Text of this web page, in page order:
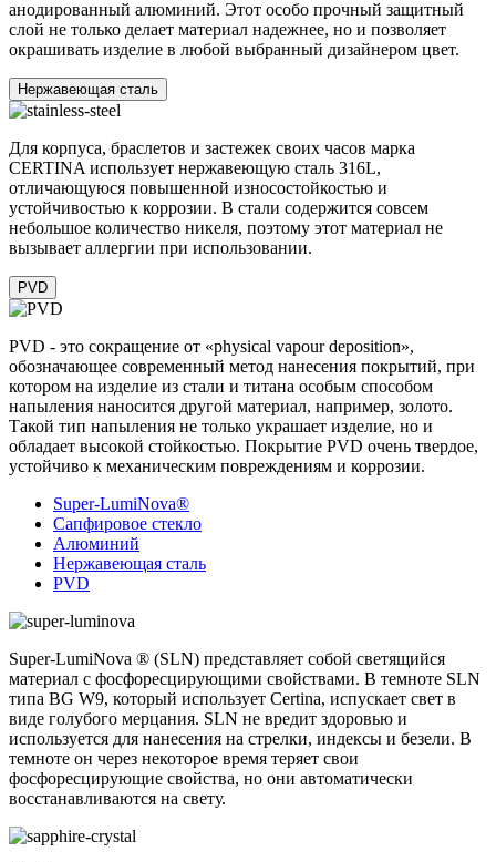
анодированный алюминий. Этот особо прочный защитный
слой не только делает материал надежнее, но и позволяет
окрашивать изделие в любой выбранный дизайнером цвет.
Нержавеющая сталь
Для корпуса, браслетов и застежек своих часов марка
CERTINA использует нержавеющую сталь 316L,
отличающуюся повышенной износостойкостью и
устойчивостью к коррозии. В стали содержится совсем
небольшое количество никеля, поэтому этот материал не
вызывает аллергии при использовании.
PVD
PVD - это сокращение от «physical vapour deposition»,
обозначающее современный метод нанесения покрытий, при
котором на изделие из стали и титана особым способом
напыления наносится другой материал, например, золото.
Такой тип напыления не только украшает изделие, но и
обладает высокой стойкостью. Покрытие PVD очень твердое,
устойчиво к механическим повреждениям и коррозии.
Super-LumiNova®
Сапфировое стекло
Алюминий
Нержавеющая сталь
PVD
Super-LumiNova ® (SLN) представляет собой cветящийся
материал с фосфоресцирующими свойствами. В темноте SLN
типа BG W9, который использует Certina, испускает свет в
виде голубого мерцания. SLN не вредит здоровью и
используется для нанесения на стрелки, индексы и безели. В
темноте он через некоторое время теряет свои
фосфоресцирующие свойства, но они автоматически
восстанавливаются на свету.